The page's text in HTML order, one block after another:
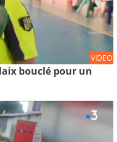
VIDEO
bouclé pour un